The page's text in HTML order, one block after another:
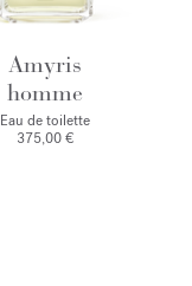
Amyris
homme
Eau de toilette
375,00 €